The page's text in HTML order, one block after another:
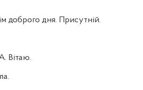
доброго дня. Присутній.
Вітаю.